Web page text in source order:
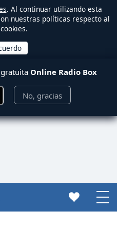
. Al continuar utilizando esta
nuestras políticas respecto al
Online Radio Box
No, gracias